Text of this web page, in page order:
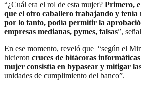
“¿Cuál era el rol de esta mujer? Primero,
que el otro caballero trabajando y tenía
por lo tanto, podía permitir la
empresas medianas, pymes, falsas”,
En ese momento, reveló que “según el
hicieron cruces de bitácoras
mujer consistía en bypasear y mitigar
unidades de cumplimiento del banco”.